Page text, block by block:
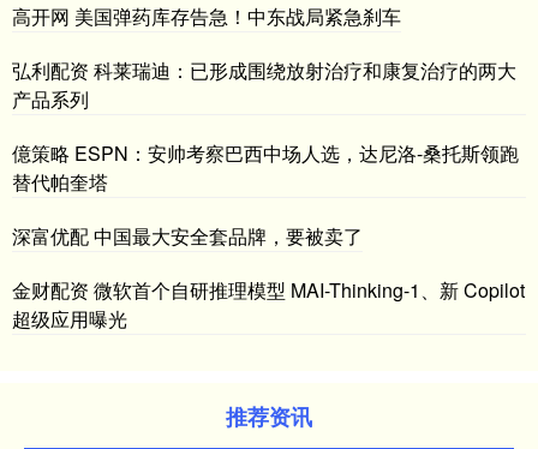
高开网 美国弹药库存告急！中东战局紧急刹车
弘利配资 科莱瑞迪：已形成围绕放射治疗和康复治疗的两大
产品系列
億策略 ESPN：安帅考察巴西中场人选，达尼洛-桑托斯领跑
替代帕奎塔
深富优配 中国最大安全套品牌，要被卖了
金财配资 微软首个自研推理模型 MAI-Thinking-1、新 Copilot
超级应用曝光
推荐资讯